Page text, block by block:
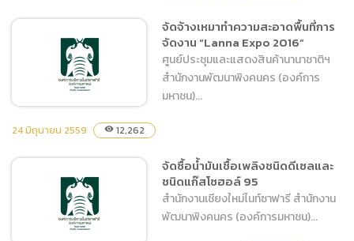
จัดซื้อกระดาษเช็ดมือ กระดาษ
จัดจ้างเหมาทำความสะอาด
พื้นที่การจัดงาน “Lanna
Expo 2016”
จัดจ้างเหมาทำความสะอาดพื้นที่การ
จัดงาน “Lanna Expo 2016”
ศูนย์ประชุมและแสดงสินค้านานาชาติฯ
สำนักงานพัฒนาพิงคนคร (องค์การ
มหาชน)...
24 มิถุนายน 2559 visibility 12,262
จัดซื้อน้ำมันเชื้อเพลิงชนิดดีเซลและ
ชนิดแก๊สโซฮอล์ 95
สำนักงานเชียงใหม่ไนท์ซาฟารี สำนักงาน
พัฒนาพิงคนคร (องค์การมหาชน)...